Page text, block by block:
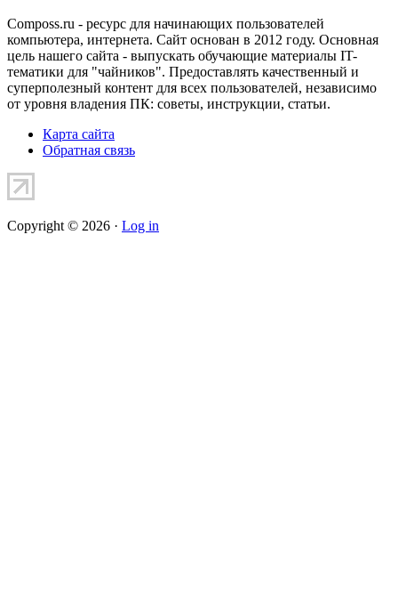
Composs.ru - ресурс для начинающих пользователей
компьютера, интернета. Сайт основан в 2012 году. Основная
цель нашего сайта - выпускать обучающие материалы IT-
тематики для "чайников". Предоставлять качественный и
суперполезный контент для всех пользователей, независимо
от уровня владения ПК: советы, инструкции, статьи.
Карта сайта
Обратная связь
Copyright © 2026 · Log in